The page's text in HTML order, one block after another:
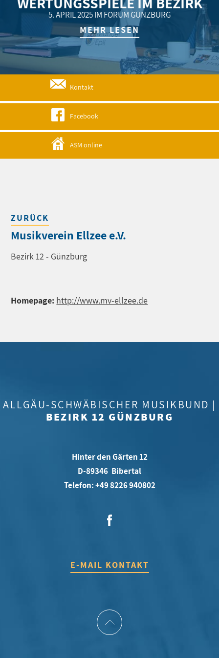
5. APRIL 2025 IM FORUM GÜNZBURG
MEHR LESEN
Kontakt
Facebook
ASM online
ZURÜCK
Musikverein Ellzee e.V.
Bezirk 12 - Günzburg
Homepage: http://www.mv-ellzee.de
ALLGÄU-SCHWÄBISCHER MUSIKBUND |
BEZIRK 12 GÜNZBURG
Hinter den Gärten 12
D-89346 Bibertal
Telefon: +49 8226 940802
E-MAIL KONTAKT